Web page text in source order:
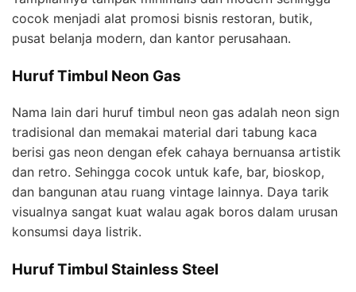
cocok menjadi alat promosi bisnis restoran, butik,
pusat belanja modern, dan kantor perusahaan.
Huruf Timbul Neon Gas
Nama lain dari huruf timbul neon gas adalah neon sign
tradisional dan memakai material dari tabung kaca
berisi gas neon dengan efek cahaya bernuansa artistik
dan retro. Sehingga cocok untuk kafe, bar, bioskop,
dan bangunan atau ruang vintage lainnya. Daya tarik
visualnya sangat kuat walau agak boros dalam urusan
konsumsi daya listrik.
Huruf Timbul Stainless Steel